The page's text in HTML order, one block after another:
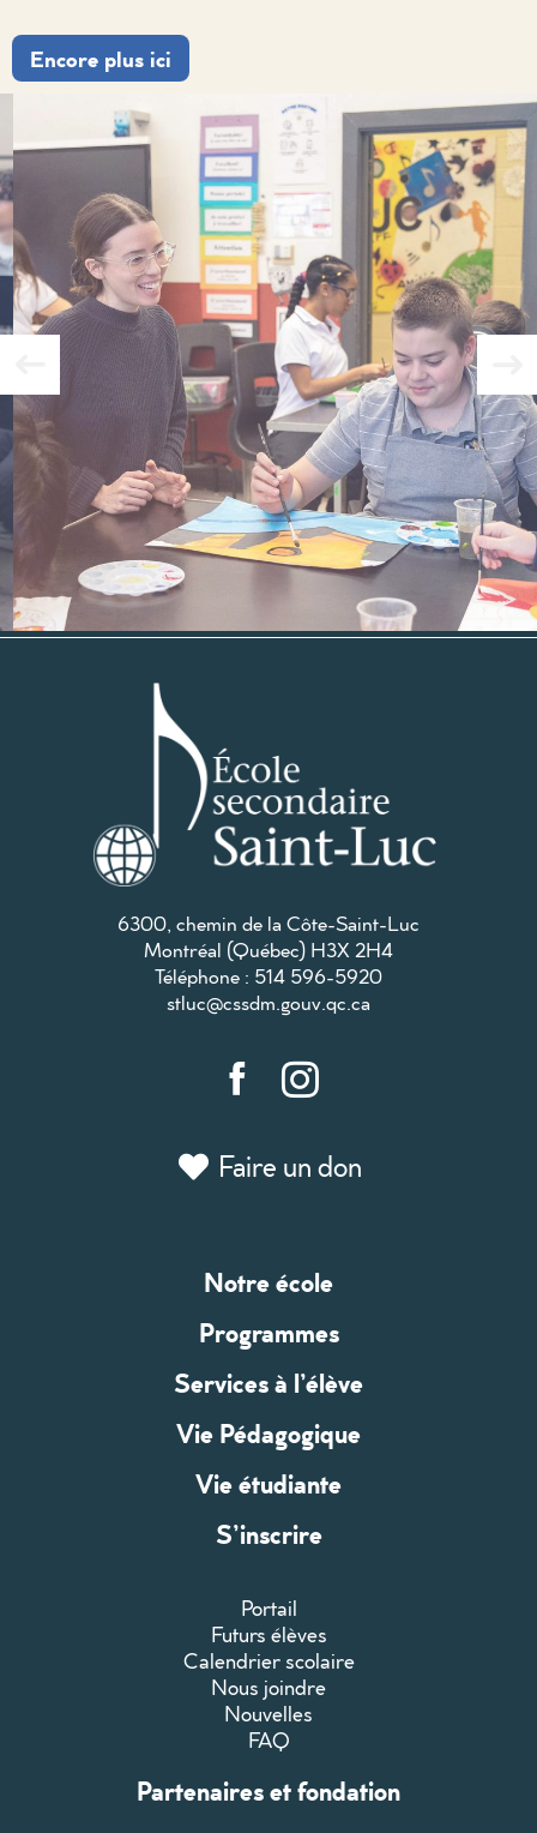
Encore plus ici
6300, chemin de la Côte-Saint-Luc
Montréal (Québec) H3X 2H4
Téléphone : 514 596-5920
stluc@cssdm.gouv.qc.ca
Faire un don
Notre école
Programmes
Services à l’élève
Vie Pédagogique
Vie étudiante
S’inscrire
Portail
Futurs élèves
Calendrier scolaire
Nous joindre
Nouvelles
FAQ
Partenaires et fondation